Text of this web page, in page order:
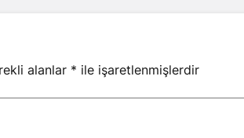
alanlar * ile işaretlenmişlerdir